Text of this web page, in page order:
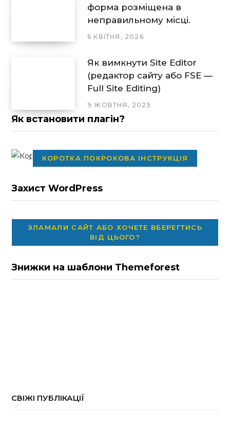
форма розміщена в
неправильному місці.
6 КВІТНЯ, 2026
Як вимкнути Site Editor
(редактор сайту або FSE —
Full Site Editing)
9 ЖОВТНЯ, 2025
Як встановити плагін?
КОРОТКА ПОКРОКОВА ІНСТРУКЦІЯ
Захист WordPress
ЗЛАМАЛИ САЙТ АБО ХОЧЕТЕ ВБЕРЕГТИСЬ
ВІД ЦЬОГО?
Знижки на шаблони Themeforest
СВІЖІ ПУБЛІКАЦІЇ